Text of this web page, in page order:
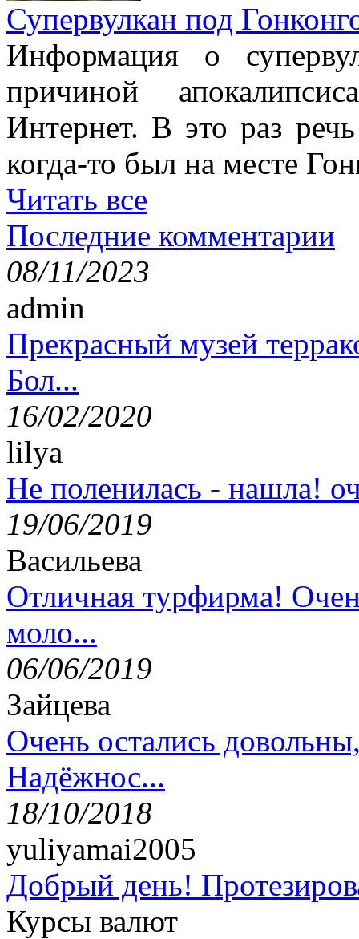
Супервулкан под
Информация о
причиной
Интернет. В это раз
когда-то был на месте
Читать все
Последние комментарии
08/11/2023
admin
Прекрасный музей
Бол...
16/02/2020
lilya
Не поленилась - нашла!
19/06/2019
Васильева
Отличная турфирма!
моло...
06/06/2019
Зайцева
Очень остались
Надёжнос...
18/10/2018
yuliyamai2005
Добрый день!
Курсы валют